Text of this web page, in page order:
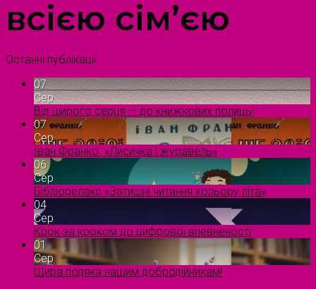
всією сім’єю
Останні публікації
07
Сер
Від щирого серця — до книжкових полиць!
07
Сер
Іван Франко. «Лисичка і журавель»
06
Сер
Бібліорелакс «Затишні читання кольору літа»
04
Сер
Крок за кроком до цифрової впевненості
01
Сер
Щира подяка нашим добродійникам!